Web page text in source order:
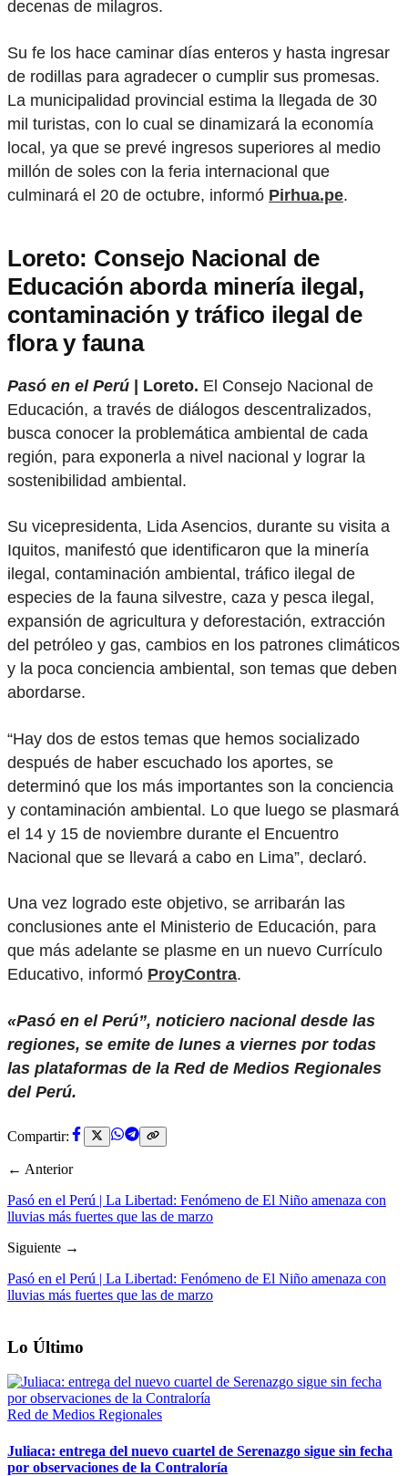
decenas de milagros.
Su fe los hace caminar días enteros y hasta ingresar
de rodillas para agradecer o cumplir sus promesas.
La municipalidad provincial estima la llegada de 30
mil turistas, con lo cual se dinamizará la economía
local, ya que se prevé ingresos superiores al medio
millón de soles con la feria internacional que
culminará el 20 de octubre, informó Pirhua.pe.
Loreto: Consejo Nacional de
Educación aborda minería ilegal,
contaminación y tráfico ilegal de
flora y fauna
Pasó en el Perú | Loreto. El Consejo Nacional de
Educación, a través de diálogos descentralizados,
busca conocer la problemática ambiental de cada
región, para exponerla a nivel nacional y lograr la
sostenibilidad ambiental.
Su vicepresidenta, Lida Asencios, durante su visita a
Iquitos, manifestó que identificaron que la minería
ilegal, contaminación ambiental, tráfico ilegal de
especies de la fauna silvestre, caza y pesca ilegal,
expansión de agricultura y deforestación, extracción
del petróleo y gas, cambios en los patrones climáticos
y la poca conciencia ambiental, son temas que deben
abordarse.
“Hay dos de estos temas que hemos socializado
después de haber escuchado los aportes, se
determinó que los más importantes son la conciencia
y contaminación ambiental. Lo que luego se plasmará
el 14 y 15 de noviembre durante el Encuentro
Nacional que se llevará a cabo en Lima”, declaró.
Una vez logrado este objetivo, se arribarán las
conclusiones ante el Ministerio de Educación, para
que más adelante se plasme en un nuevo Currículo
Educativo, informó ProyContra.
«Pasó en el Perú”, noticiero nacional desde las
regiones, se emite de lunes a viernes por todas
las plataformas de la Red de Medios Regionales
del Perú.
Compartir:
← Anterior
Pasó en el Perú | La Libertad: Fenómeno de El Niño amenaza con
lluvias más fuertes que las de marzo
Siguiente →
Pasó en el Perú | La Libertad: Fenómeno de El Niño amenaza con
lluvias más fuertes que las de marzo
Lo Último
Red de Medios Regionales
Juliaca: entrega del nuevo cuartel de Serenazgo sigue sin fecha
por observaciones de la Contraloría